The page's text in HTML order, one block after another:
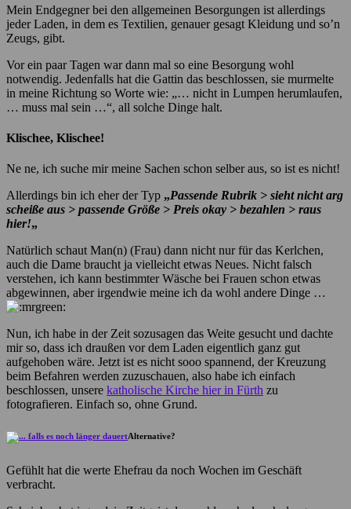
Mein Endgegner bei den allgemeinen Besorgungen ist allerdings
jeder Laden, in dem es Textilien, genauer gesagt Kleidung und so’n
Zeugs, gibt.
Vor ein paar Tagen war dann mal so eine Besorgung wohl
notwendig. Jedenfalls hat die Gattin das beschlossen, sie murmelte
in meine Richtung so Worte wie: „… nicht in Lumpen herumlaufen,
… muss mal sein …“, all solche Dinge halt.
Klischee, Klischee!
Ne ne, ich suche mir meine Sachen schon selber aus, so ist es nicht!
Allerdings bin ich eher der Typ „Passende Rubrik > sieht nicht arg
scheiße aus > passende Größe > Preis okay > bezahlen > raus
hier!„
Natürlich schaut Man(n) (Frau) dann nicht nur für das Kerlchen,
auch die Dame braucht ja vielleicht etwas Neues. Nicht falsch
verstehen, ich kann bestimmter Wäsche bei Frauen schon etwas
abgewinnen, aber irgendwie meine ich da wohl andere Dinge …
Nun, ich habe in der Zeit sozusagen das Weite gesucht und dachte
mir so, dass ich draußen vor dem Laden eigentlich ganz gut
aufgehoben wäre. Jetzt ist es nicht sooo spannend, der Kreuzung
beim Befahren werden zuzuschauen, also habe ich einfach
beschlossen, unsere katholische Kirche hier in Fürth zu
fotografieren. Einfach so, ohne Grund.
Alternative?
Gefühlt hat die werte Ehefrau da noch Wochen im Geschäft
verbracht.